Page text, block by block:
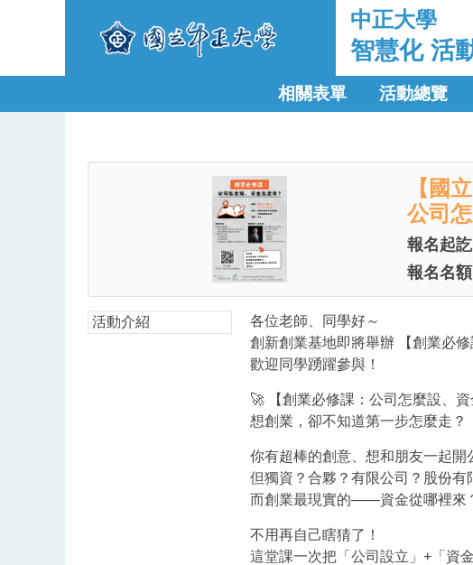
中正大學
智慧化 活
相關表單 活動總覽
【國
公司
報名起
報名名
活動介紹
各位老師、同學好～
創新創業基地即將舉辦 【創業必
歡迎同學踴躍參與！
🚀 【創業必修課：公司怎麼設、資
想創業，卻不知道第一步怎麼走？
你有超棒的創意、想和朋友一起開
但獨資？合夥？有限公司？股份有
而創業最現實的——資金從哪裡來
不用再自己瞎猜了！
這堂課一次把「公司設立」+「資